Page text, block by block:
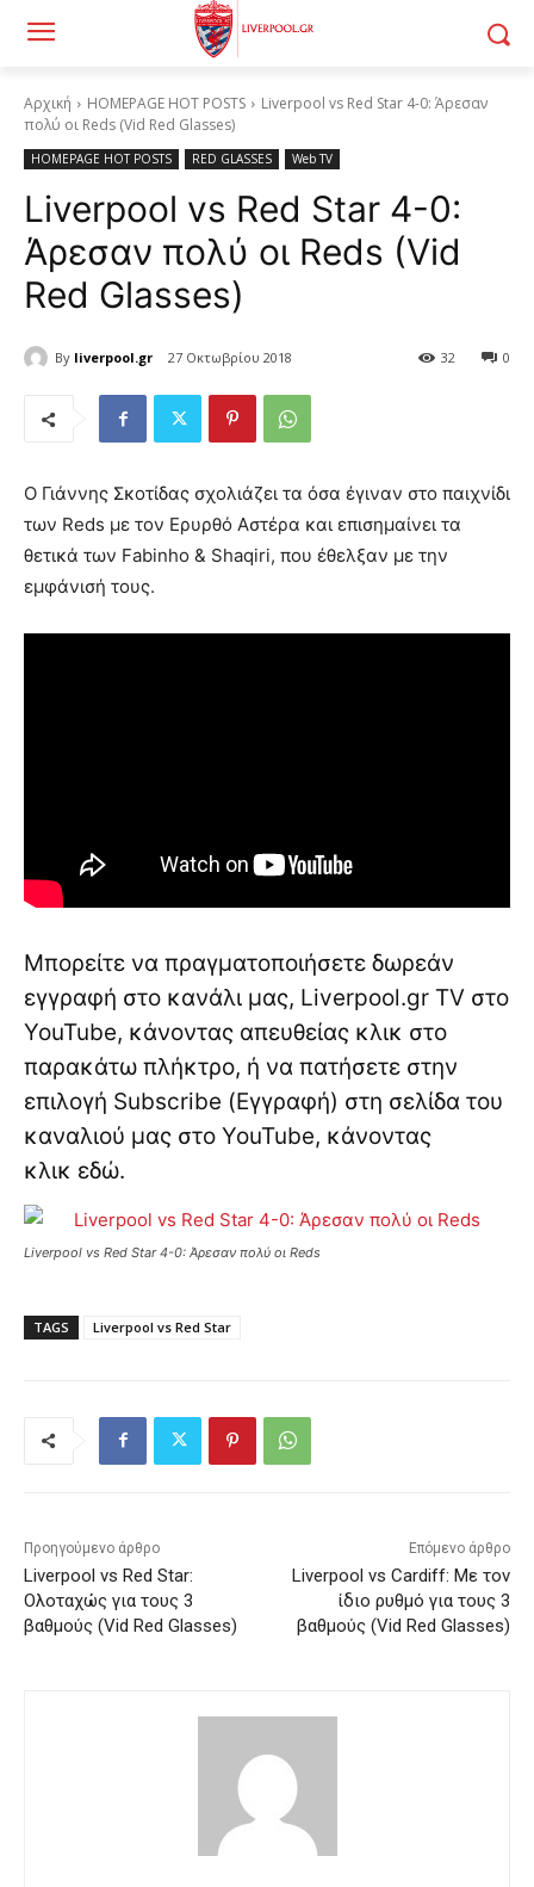
Αρχική HOMEPAGE HOT POSTS
Liverpool vs Red Star 4-0: Άρεσαν
πολύ οι Reds (Vid Red Glasses)
HOMEPAGE HOT POSTS RED GLASSES Web TV
Liverpool vs Red Star 4-0:
Άρεσαν πολύ οι Reds (Vid
Red Glasses)
By liverpool.gr 27 Οκτωβρίου 2018 0
32
Ο Γιάννης Σκοτίδας σχολιάζει τα όσα έγιναν στο παιχνίδι
των Reds με τον Ερυρθό Αστέρα και επισημαίνει τα
θετικά των Fabinho & Shaqiri, που έθελξαν με την
εμφάνισή τους.
Μπορείτε να πραγματοποιήσετε δωρεάν
εγγραφή στο κανάλι μας, Liverpool.gr TV στο
YouTube, κάνοντας απευθείας κλικ στο
παρακάτω πλήκτρο, ή να πατήσετε στην
επιλογή Subscribe (Εγγραφή) στη σελίδα του
καναλιού μας στο YouTube, κάνοντας
κλικ εδώ.
Liverpool vs Red Star 4-0: Άρεσαν πολύ οι Reds
TAGS Liverpool vs Red Star
Προηγούμενο άρθρο
Liverpool vs Red Star:
Ολοταχώς για τους 3
βαθμούς (Vid Red Glasses)
Επόμενο άρθρο
Liverpool vs Cardiff: Με τον
ίδιο ρυθμό για τους 3
βαθμούς (Vid Red Glasses)